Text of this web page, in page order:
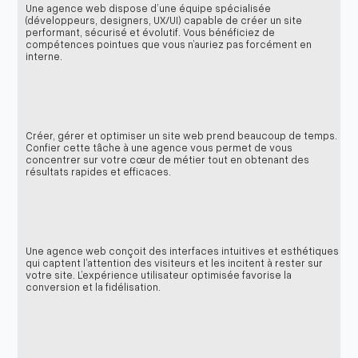
Une agence web dispose d’une équipe spécialisée
(développeurs, designers, UX/UI) capable de créer un site
performant, sécurisé et évolutif. Vous bénéficiez de
compétences pointues que vous n’auriez pas forcément en
interne.
Créer, gérer et optimiser un site web prend beaucoup de temps.
Confier cette tâche à une agence vous permet de vous
concentrer sur votre cœur de métier tout en obtenant des
résultats rapides et efficaces.
Une agence web conçoit des interfaces intuitives et esthétiques
qui captent l’attention des visiteurs et les incitent à rester sur
votre site. L’expérience utilisateur optimisée favorise la
conversion et la fidélisation.